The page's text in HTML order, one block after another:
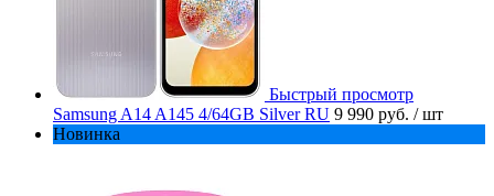
Быстрый просмотр
Samsung A14 A145 4/64GB Silver RU 9 990 руб. / шт
Новинка